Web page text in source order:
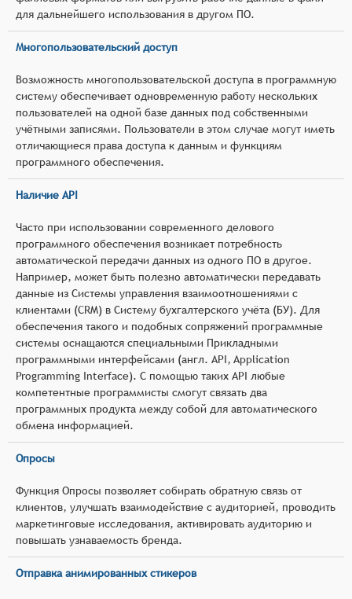
для дальнейшего использования в другом ПО.
Многопользовательский доступ
Возможность многопользовательской доступа в программную
систему обеспечивает одновременную работу нескольких
пользователей на одной базе данных под собственными
учётными записями. Пользователи в этом случае могут иметь
отличающиеся права доступа к данным и функциям
программного обеспечения.
Наличие API
Часто при использовании современного делового
программного обеспечения возникает потребность
автоматической передачи данных из одного ПО в другое.
Например, может быть полезно автоматически передавать
данные из Системы управления взаимоотношениями с
клиентами (CRM) в Систему бухгалтерского учёта (БУ). Для
обеспечения такого и подобных сопряжений программные
системы оснащаются специальными Прикладными
программными интерфейсами (англ. API, Application
Programming Interface). С помощью таких API любые
компетентные программисты смогут связать два
программных продукта между собой для автоматического
обмена информацией.
Опросы
Функция Опросы позволяет собирать обратную связь от
клиентов, улучшать взаимодействие с аудиторией, проводить
маркетинговые исследования, активировать аудиторию и
повышать узнаваемость бренда.
Отправка анимированных стикеров